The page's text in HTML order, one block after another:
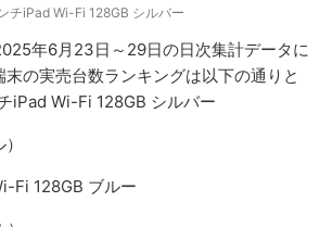
チiPad Wi-Fi 128GB シルバー
年6月23日～29日の日次集計データに
の実売台数ランキングは以下の通りと
iPad Wi-Fi 128GB シルバー
Fi 128GB ブルー